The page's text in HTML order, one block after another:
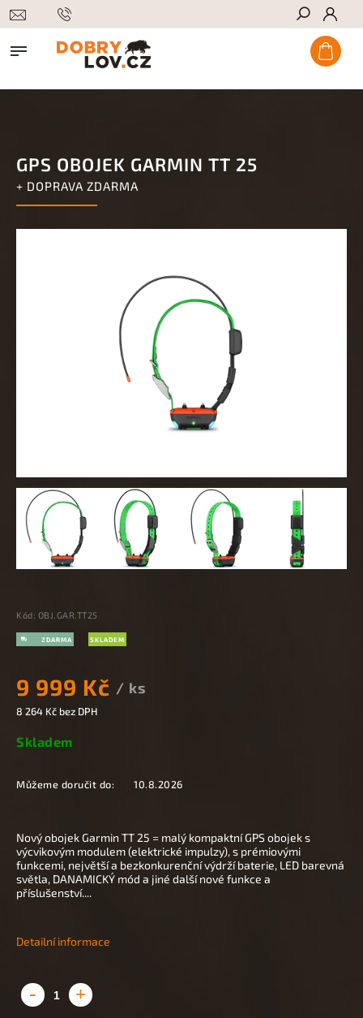
Hledat
GPS OBOJEK GARMIN TT 25
+ DOPRAVA ZDARMA
Kód: OBJ.GAR.TT25
SKLADEM
9 999 Kč / ks
8 264 Kč bez DPH
Skladem
Můžeme doručit do: 10.8.2026
Nový obojek Garmin TT 25 = malý kompaktní GPS obojek s
výcvikovým modulem (elektrické impulzy), s prémiovými
funkcemi, největší a bezkonkurenční výdrží baterie, LED barevná
světla, DANAMICKÝ mód a jiné další nové funkce a
příslušenství....
Detailní informace